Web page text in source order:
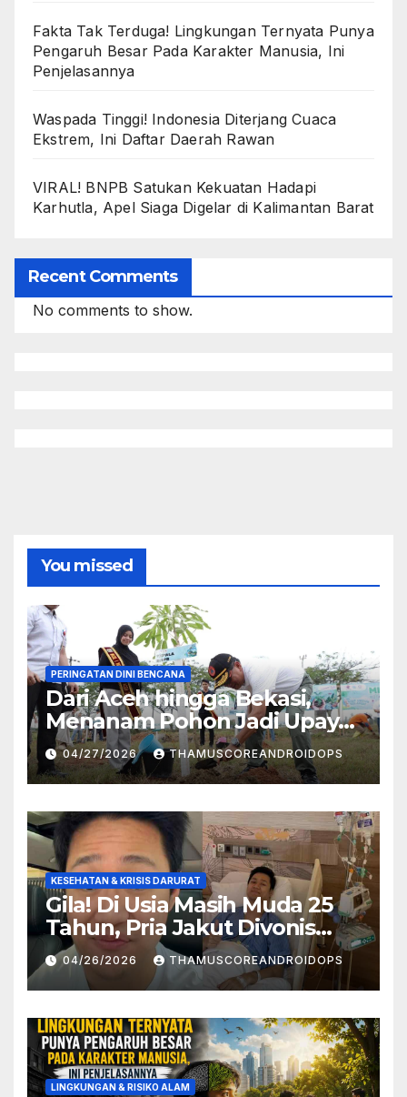
Fakta Tak Terduga! Lingkungan Ternyata Punya
Pengaruh Besar Pada Karakter Manusia, Ini
Penjelasannya
Waspada Tinggi! Indonesia Diterjang Cuaca
Ekstrem, Ini Daftar Daerah Rawan
VIRAL! BNPB Satukan Kekuatan Hadapi
Karhutla, Apel Siaga Digelar di Kalimantan Barat
Recent Comments
No comments to show.
You missed
PERINGATAN DINI BENCANA
Dari Aceh hingga Bekasi,
Menanam Pohon Jadi Upaya
Redam Bencana Alam
04/27/2026 THAMUSCOREANDROIDOPS
KESEHATAN & KRISIS DARURAT
Gila! Di Usia Masih Muda 25
Tahun, Pria Jakut Divonis
Kanker Limfoma, Ini Dugaan
Penyebabnya
04/26/2026 THAMUSCOREANDROIDOPS
LINGKUNGAN & RISIKO ALAM